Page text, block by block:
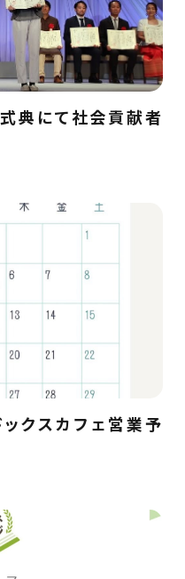
典にて社会貢献者
ックスカフェ営業予